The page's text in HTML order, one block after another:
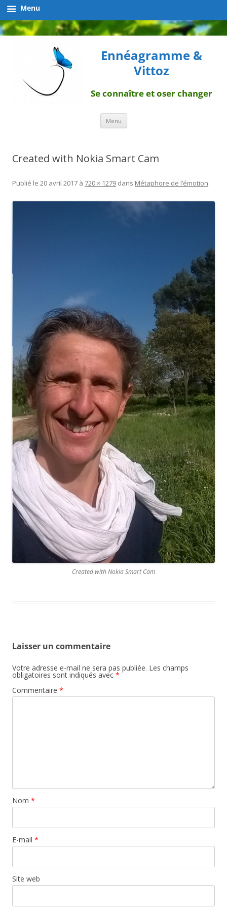
Ennéagramme &
Vittoz
Se connaître et oser changer
Menu Aller
contenu
Created with Nokia Smart Cam
Publié le 20 avril 2017 à 720 × 1279 dans Métaphore de l’émotion.
Created with Nokia Smart Cam
Laisser un commentaire
Votre adresse e-mail ne sera pas publiée. Les champs
obligatoires sont indiqués avec *
Commentaire *
Nom *
E-mail *
Site web
Menu